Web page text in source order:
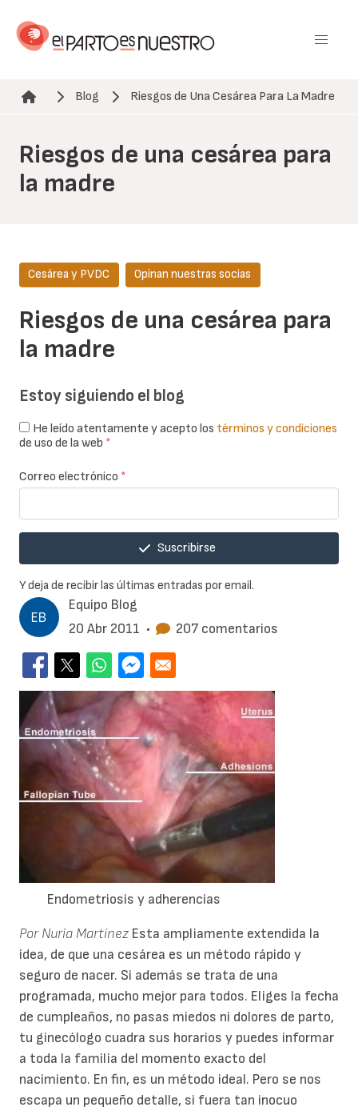
contenido
Ruta de navegación
Blog Riesgos de Una Cesárea Para La Madre
Riesgos de una cesárea para
la madre
Equipo Blog
20 Abr 2011 • 207 comentarios
Riesgos de una cesárea para
la madre
Cesárea y PVDC Opinan nuestras socias
Endometriosis y adherencias
Por Nuria Martínez Esta ampliamente extendida la
idea, de que una cesárea es un método rápido y
seguro de nacer. Si además se trata de una
programada, mucho mejor para todos. Eliges la fecha
de cumpleaños, no pasas miedos ni dolores de parto,
tu ginecólogo cuadra sus horarios y puedes informar
a toda la familia del momento exacto del
nacimiento. En fin, es un método ideal. Pero se nos
escapa un pequeño detalle, si fuera tan inocuo
Estoy siguiendo el blog
He leído atentamente y acepto los términos y condiciones
de uso de la web *
Correo electrónico *
Suscribirse
Y deja de recibir las últimas entradas por email.